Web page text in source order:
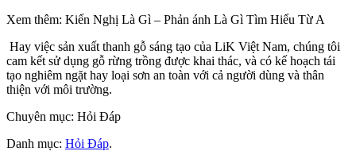
Xem thêm: Kiến Nghị Là Gì – Phản ánh Là Gì Tìm Hiểu Từ A
Hay việc sản xuất thanh gỗ sáng tạo của LiK Việt Nam, chúng tôi
cam kết sử dụng gỗ rừng trồng được khai thác, và có kế hoạch tái
tạo nghiêm ngặt hay loại sơn an toàn với cả người dùng và thân
thiện với môi trường.
Chuyên mục: Hỏi Đáp
Danh mục: Hỏi Đáp.